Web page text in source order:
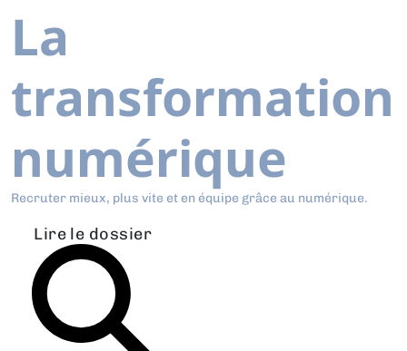
La
transformation
numérique
Recruter mieux, plus vite et en équipe grâce au numérique.
Lire le dossier